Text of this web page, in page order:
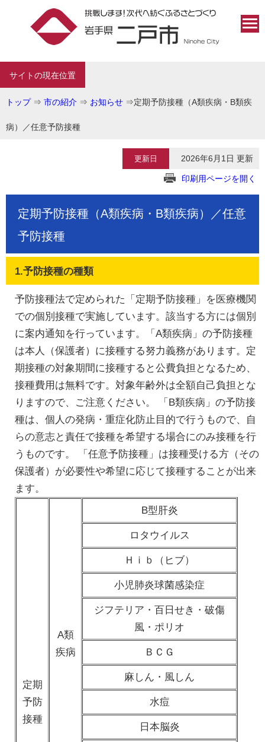
サイトの現在位置
トップ⇒ 市の紹介 ⇒ お知らせ ⇒定期予防接種（A類疾病・B類疾
病）／任意予防接種
更新日 2026年6月1日 更新
印刷用ページを開く
定期予防接種（A類疾病・B類疾病）／任意
予防接種
1.予防接種の種類
予防接種法で定められた「定期予防接種」を医療機関
での個別接種で実施しています。該当する方には個別
に案内通知を行っています。「A類疾病」の予防接種
は本人（保護者）に接種する努力義務があります。定
期接種の対象期間に接種すると公費負担となるため、
接種費用は無料です。対象年齢外は全額自己負担とな
りますので、ご注意ください。 「B類疾病」の予防接
種は、個人の発病・重症化防止目的で行うもので、自
らの意志と責任で接種を希望する場合にのみ接種を行
うものです。 「任意予防接種」は接種受ける方（その
保護者）が必要性や希望に応じて接種することが出来
ます。
定期
予防
接種
A類
疾病
B型肝炎
ロタウイルス
Ｈｉｂ（ヒブ）
小児肺炎球菌感染症
ジフテリア・百日せき・破傷
風・ポリオ
ＢＣＧ
麻しん・風しん
水痘
日本脳炎